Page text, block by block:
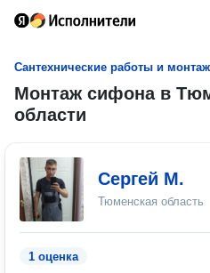
Сантехнические работы и
Монтаж сифона в
области
Сергей М.
Тюменская область
1 оценка